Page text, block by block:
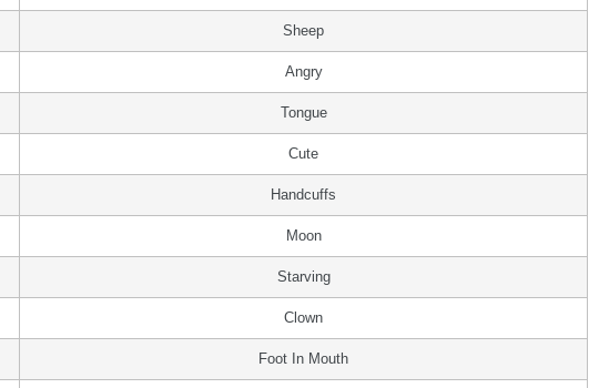
Sheep
Angry
Tongue
Cute
Handcuffs
Moon
Starving
Clown
Foot In Mouth